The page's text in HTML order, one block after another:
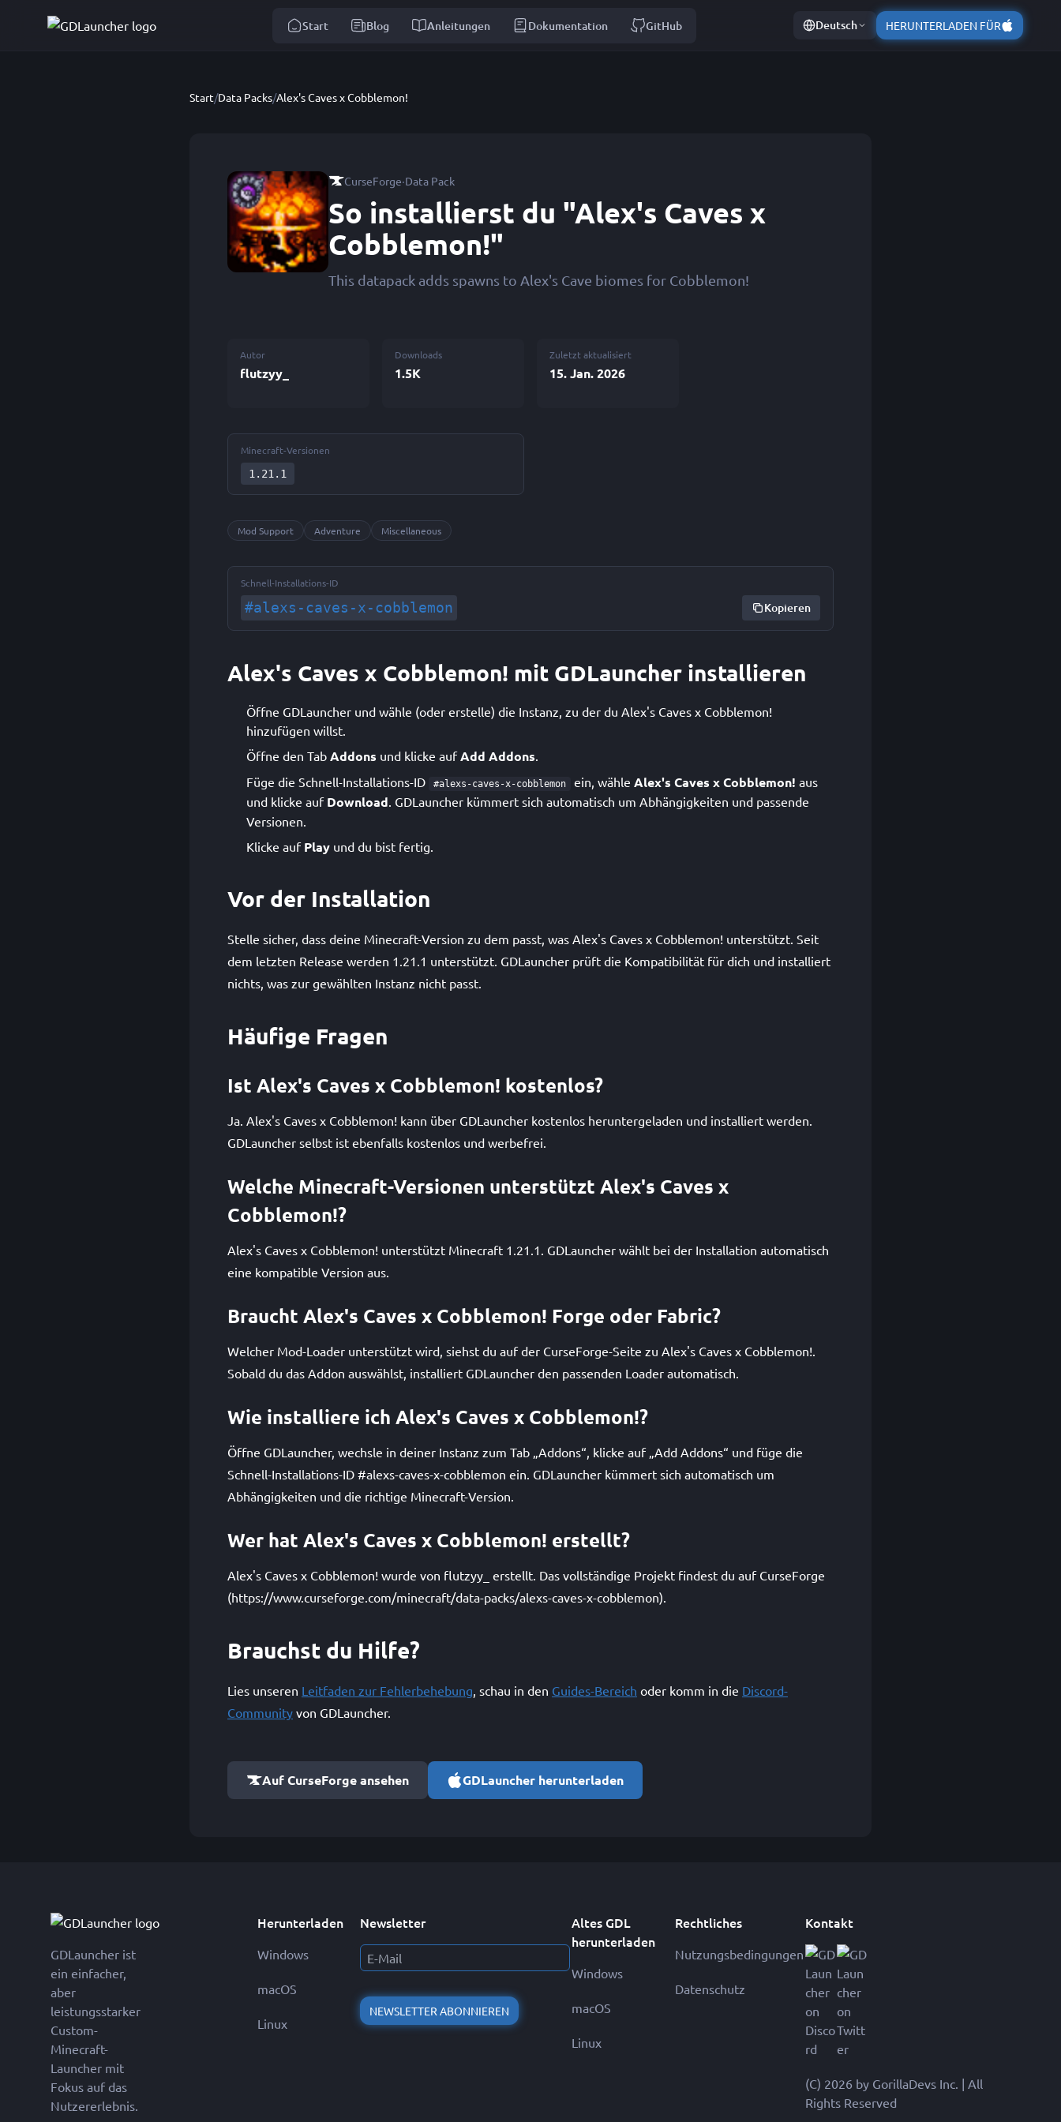
Start Blog Anleitungen Dokumentation GitHub Deutsch HERUNTERLADEN FÜR
Start/Data Packs/Alex's Caves x Cobblemon!
CurseForge·Data Pack
So installierst du "Alex's Caves x
Cobblemon!"
This datapack adds spawns to Alex's Cave biomes for Cobblemon!
Autor
flutzyy_
Downloads
1.5K
Zuletzt aktualisiert
15. Jan. 2026
Minecraft-Versionen
1.21.1
Mod Support Adventure Miscellaneous
Schnell-Installations-ID
#alexs-caves-x-cobblemon Kopieren
Alex's Caves x Cobblemon! mit GDLauncher installieren
Öffne GDLauncher und wähle (oder erstelle) die Instanz, zu der du Alex's Caves x Cobblemon!
hinzufügen willst.
Öffne den Tab Addons und klicke aufAdd Addons.
Füge die Schnell-Installations-ID
#alexs-caves-x-cobblemon ein, wähle Alex's Caves x Cobblemon! aus
und klicke auf Download. GDLauncher kümmert sich automatisch um Abhängigkeiten und passende
Versionen.
Klicke auf Play und du bist fertig.
Vor der Installation
Stelle sicher, dass deine Minecraft-Version zu dem passt, was Alex's Caves x Cobblemon! unterstützt. Seit
dem letzten Release werden 1.21.1 unterstützt. GDLauncher prüft die Kompatibilität für dich und installiert
nichts, was zur gewählten Instanz nicht passt.
Häufige Fragen
Ist Alex's Caves x Cobblemon! kostenlos?
Ja. Alex's Caves x Cobblemon! kann über GDLauncher kostenlos heruntergeladen und installiert werden.
GDLauncher selbst ist ebenfalls kostenlos und werbefrei.
Welche Minecraft-Versionen unterstützt Alex's Caves x
Cobblemon!?
Alex's Caves x Cobblemon! unterstützt Minecraft 1.21.1. GDLauncher wählt bei der Installation automatisch
eine kompatible Version aus.
Braucht Alex's Caves x Cobblemon! Forge oder Fabric?
Welcher Mod-Loader unterstützt wird, siehst du auf der CurseForge-Seite zu Alex's Caves x Cobblemon!.
Sobald du das Addon auswählst, installiert GDLauncher den passenden Loader automatisch.
Wie installiere ich Alex's Caves x Cobblemon!?
Öffne GDLauncher, wechsle in deiner Instanz zum Tab „Addons“, klicke auf „Add Addons“ und füge die
Schnell-Installations-ID #alexs-caves-x-cobblemon ein. GDLauncher kümmert sich automatisch um
Abhängigkeiten und die richtige Minecraft-Version.
Wer hat Alex's Caves x Cobblemon! erstellt?
Alex's Caves x Cobblemon! wurde von flutzyy_ erstellt. Das vollständige Projekt findest du auf CurseForge
(https://www.curseforge.com/minecraft/data-packs/alexs-caves-x-cobblemon).
Brauchst du Hilfe?
Lies unseren Leitfaden zur Fehlerbehebung, schau in den Guides-Bereich oder komm in die Discord-
Community von GDLauncher.
Auf CurseForge ansehen GDLauncher herunterladen
GDLauncher ist
ein einfacher,
aber
leistungsstarker
Custom-
Minecraft-
Launcher mit
Fokus auf das
Nutzererlebnis.
Herunterladen
Windows
macOS
Linux
Newsletter
NEWSLETTER ABONNIEREN
Altes GDL
herunterladen
Windows
macOS
Linux
Rechtliches
Nutzungsbedingungen
Datenschutz
Kontakt
(C) 2026 by GorillaDevs Inc. | All
Rights Reserved